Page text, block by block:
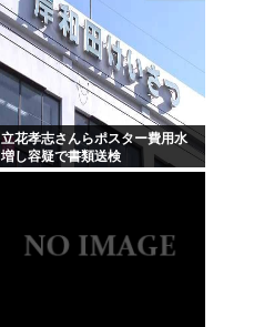
立花孝志さんらポスター費用水
増し容疑で書類送検